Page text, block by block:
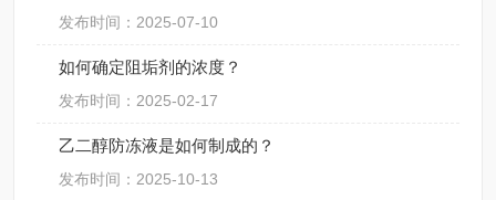
发布时间：2025-07-10
如何确定阻垢剂的浓度？
发布时间：2025-02-17
乙二醇防冻液是如何制成的？
发布时间：2025-10-13